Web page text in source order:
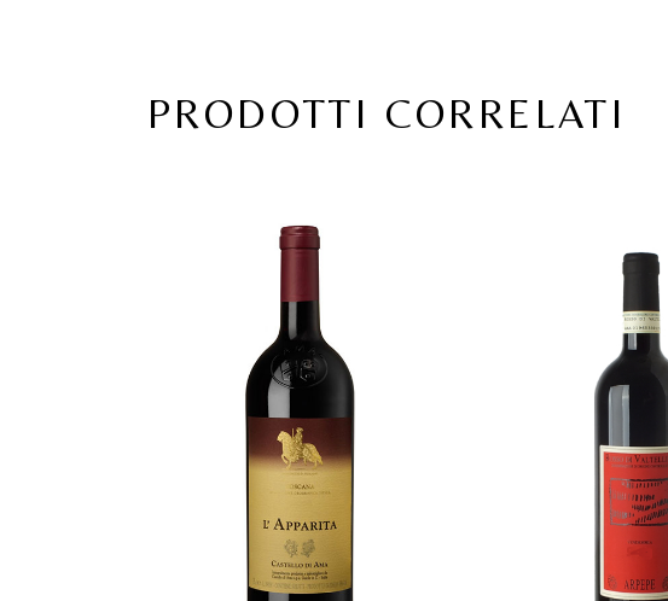
PRODOTTI CORRELATI